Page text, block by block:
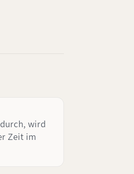
wird
Zeit im